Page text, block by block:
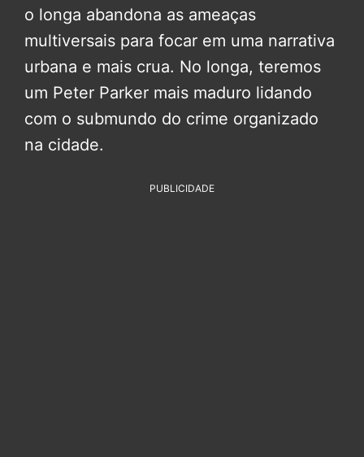
o longa abandona as ameaças
multiversais para focar em uma narrativa
urbana e mais crua. No longa, teremos
um Peter Parker mais maduro lidando
com o submundo do crime organizado
na cidade.
PUBLICIDADE